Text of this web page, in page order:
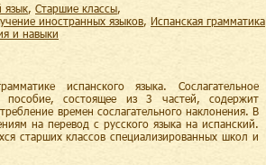
язык, старшие классы,
иностранных языков,
испанская грамматика
и навыки
испанского языка. Сослагательное
пособие, состоящее из 3 частей, содержит
времен сослагательного наклонения. В
на перевод с русского языка на испанский.
старших классов специализированных школ и